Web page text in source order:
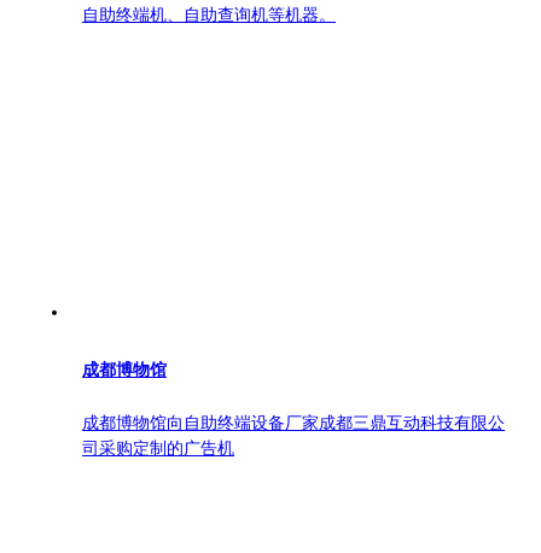
自助终端机、自助查询机等机器。
成都博物馆
成都博物馆向自助终端设备厂家成都三鼎互动科技有限公
司采购定制的广告机